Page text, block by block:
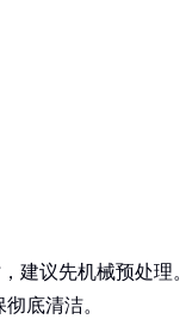
建议先机械预处
底清洁。